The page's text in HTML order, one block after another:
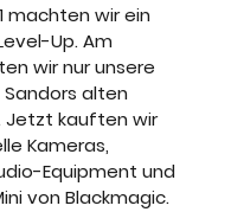
machten wir ein
Up. Am
wir nur unsere
alten
Jetzt kauften wir
Kameras,
Equipment und
von Blackmagic.